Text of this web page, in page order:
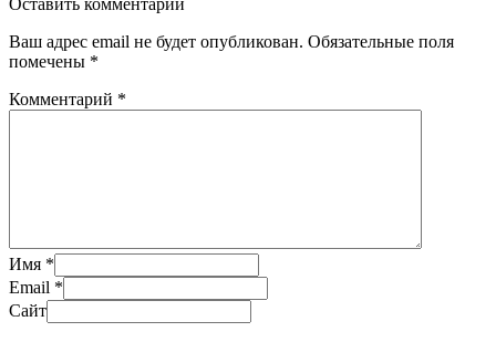
Оставить комментарий
Ваш адрес email не будет опубликован. Обязательные поля
помечены *
Комментарий *
Имя *
Email *
Сайт